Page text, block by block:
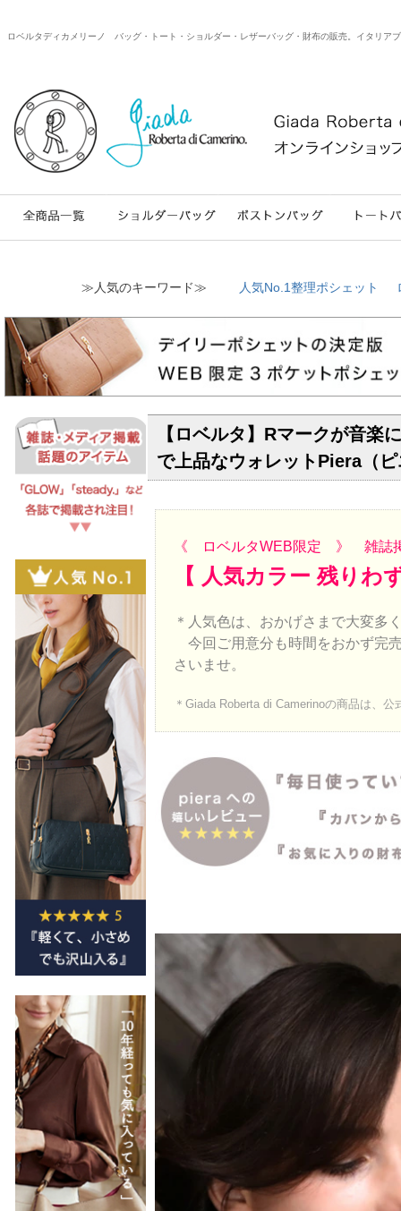
ロベルタディカメリーノ バッグ・トート・ショルダー・レザーバッグ・財布の販売。イタリ
≫人気のキーワード≫ 人気No.1整理ポシェット
【ロベルタ】Rマークが音楽
で上品なウォレットPiera（
《 ロベルタWEB限定 》 雑誌
【 人気カラー 残り
＊人気色は、おかげさまで大変多
今回ご用意分も時間をおかず完
さいませ。
＊Giada Roberta di Camerinoの商品は、